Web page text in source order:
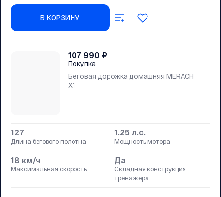
В КОРЗИНУ
107 990 ₽
Покупка
Беговая дорожка домашняя MERACH
X1
127
Длина бегового полотна
1.25 л.с.
Мощность мотора
18 км/ч
Максимальная скорость
Да
Складная конструкция
тренажера